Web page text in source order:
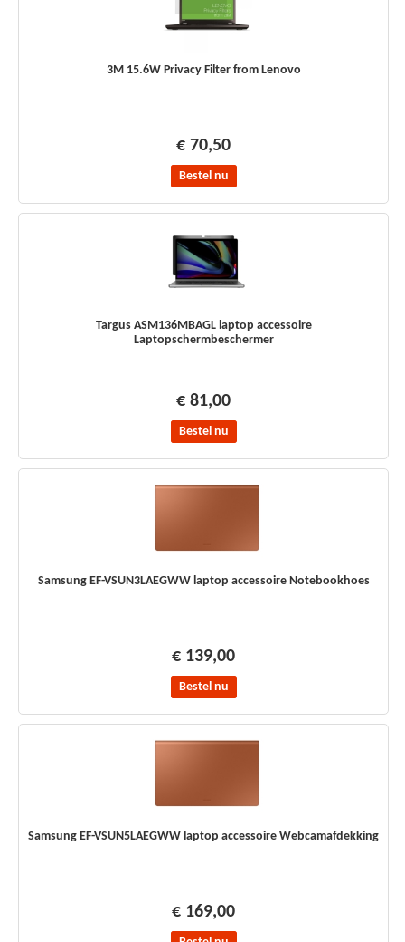
3M 15.6W Privacy Filter from Lenovo
€ 70,50
Bestel nu
Targus ASM136MBAGL laptop accessoire
Laptopschermbeschermer
€ 81,00
Bestel nu
Samsung EF-VSUN3LAEGWW laptop accessoire Notebookhoes
€ 139,00
Bestel nu
Samsung EF-VSUN5LAEGWW laptop accessoire Webcamafdekking
€ 169,00